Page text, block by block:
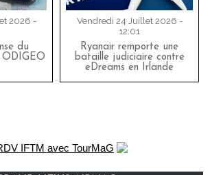
2026 -
du
ODIGEO
Vendredi 24 Juillet 2026 -
12:01
Ryanair remporte une
bataille judiciaire contre
eDreams en Irlande